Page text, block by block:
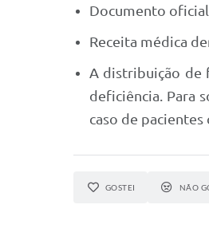
Documento
Receita médica
A distribuição de
deficiência. Para
caso de
GOSTEI NÃO